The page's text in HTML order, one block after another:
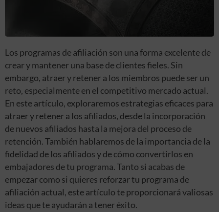
Los programas de afiliación son una forma excelente de
crear y mantener una base de clientes fieles. Sin
embargo, atraer y retener a los miembros puede ser un
reto, especialmente en el competitivo mercado actual.
En este artículo, exploraremos estrategias eficaces para
atraer y retener a los afiliados, desde la incorporación
de nuevos afiliados hasta la mejora del proceso de
retención. También hablaremos de la importancia de la
fidelidad de los afiliados y de cómo convertirlos en
embajadores de tu programa. Tanto si acabas de
empezar como si quieres reforzar tu programa de
afiliación actual, este artículo te proporcionará valiosas
ideas que te ayudarán a tener éxito.